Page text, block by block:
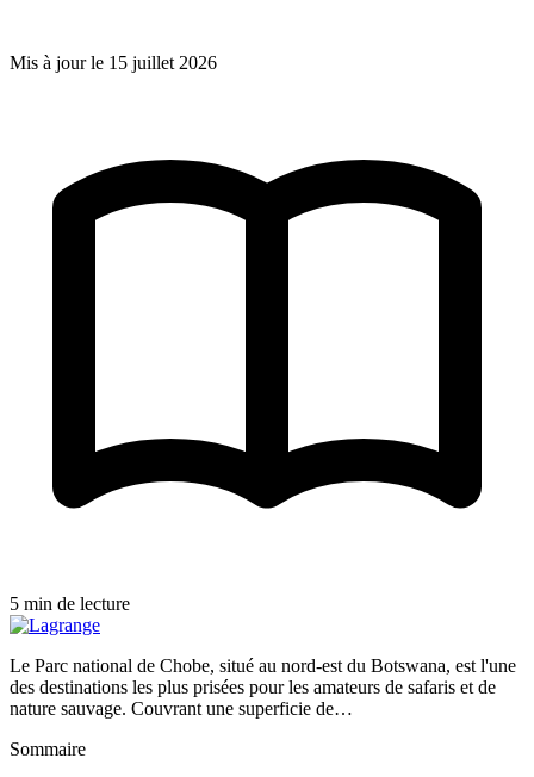
Mis à jour le 15 juillet 2026
5 min de lecture
Le Parc national de Chobe, situé au nord-est du Botswana, est l'une
des destinations les plus prisées pour les amateurs de safaris et de
nature sauvage. Couvrant une superficie de…
Sommaire